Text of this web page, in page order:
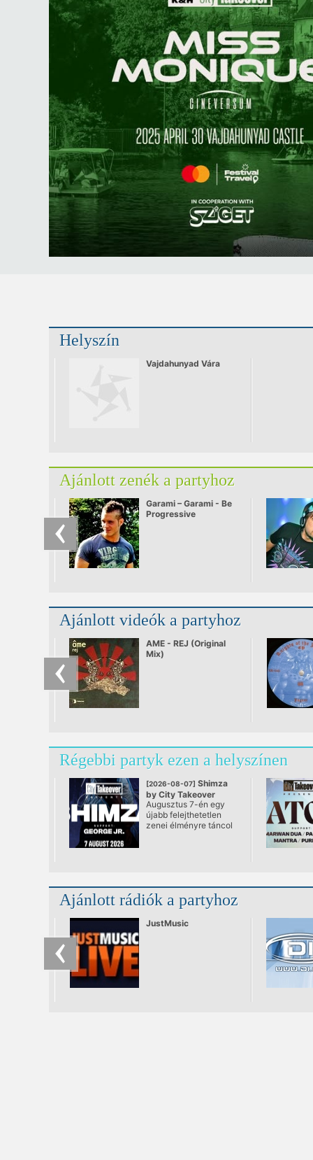
Helyszín
Vajdahunyad Vára
Ajánlott zenék a partyhoz
Garami – Garami - Be
Progressive
Ajánlott videók a partyhoz
AME - REJ (Original
Mix)
Régebbi partyk ezen a helyszínen
[2026-08-07] Shimza
by City Takeover
@ Vajdahunyad Vára
Augusztus 7-én egy
újabb felejthetetlen
zenei élményre táncol
a DJ pult mögé.
Ajánlott rádiók a partyhoz
JustMusic